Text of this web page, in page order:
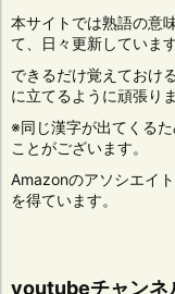
本サイトでは熟語の意
て、日々更新しています
できるだけ覚えておけ
に立てるように頑張りま
※同じ漢字が出てくる
ことがございます。
Amazonのアソシエイ
を得ています。
youtubeチャンネ